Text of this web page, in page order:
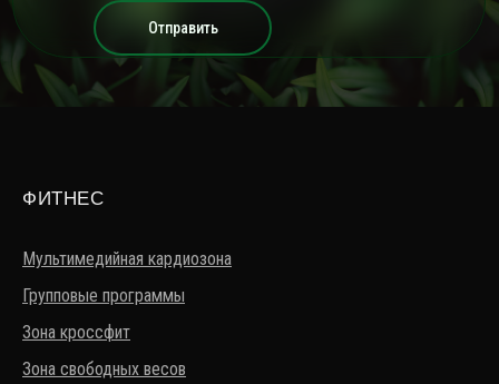
Отправить
ФИТНЕС
Мультимедийная кардиозона
Зона кроссфит
Групповые программы
Зона свободных весов